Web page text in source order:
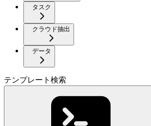
タスク
クラウド抽出
データ
テンプレート検索